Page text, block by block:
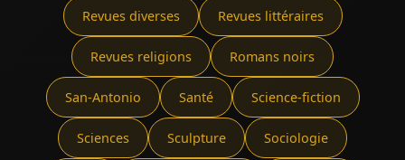
Revues diverses Revues littéraires
Revues religions Romans noirs
San-Antonio Santé Science-fiction
Sciences Sculpture Sociologie